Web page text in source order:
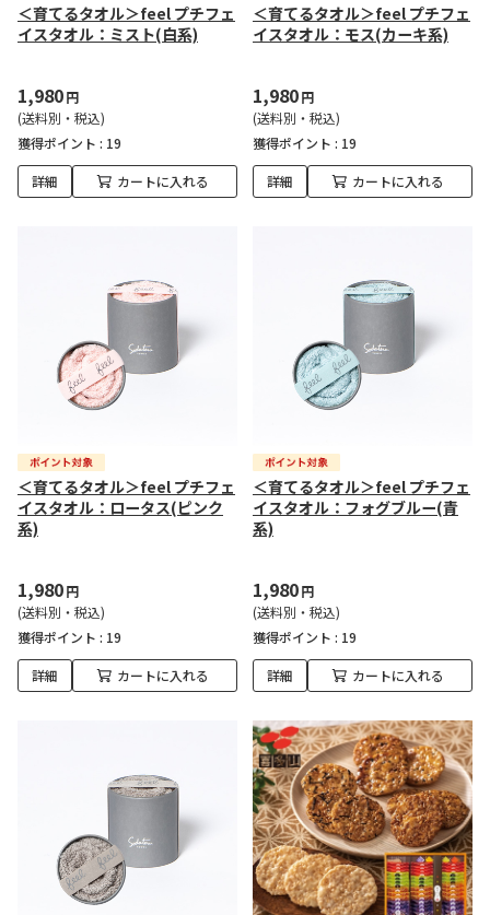
＜育てるタオル＞feel プチフェ
イスタオル：ミスト(白系)
1,980円
(送料別・税込)
獲得ポイント : 19
詳細 カートに入れる
＜育てるタオル＞feel プチフェ
イスタオル：モス(カーキ系)
1,980円
(送料別・税込)
獲得ポイント : 19
詳細 カートに入れる
＜育てるタオル＞feel プチフェ
イスタオル：ロータス(ピンク
系)
1,980円
(送料別・税込)
獲得ポイント : 19
詳細 カートに入れる
＜育てるタオル＞feel プチフェ
イスタオル：フォグブルー(青
系)
1,980円
(送料別・税込)
獲得ポイント : 19
詳細 カートに入れる